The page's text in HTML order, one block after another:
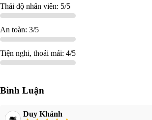
Thái độ nhân viên: 5/5
An toàn: 3/5
Tiện nghi, thoải mái: 4/5
Bình Luận
Duy Khánh